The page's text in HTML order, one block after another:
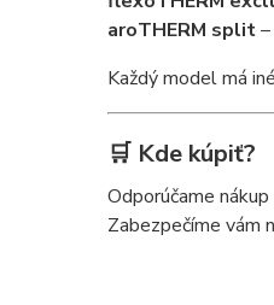
aroTHERM split–
Každý model má
🛒 Kde kúpiť?
Odporúčame nákup
Zabezpečíme vám